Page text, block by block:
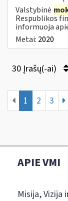
Valstybinė
Respublikos
informuoja
Metai: 2020
30 Įrašų(-ai)
1 2 3
APIE VMI
Misija, Vizija